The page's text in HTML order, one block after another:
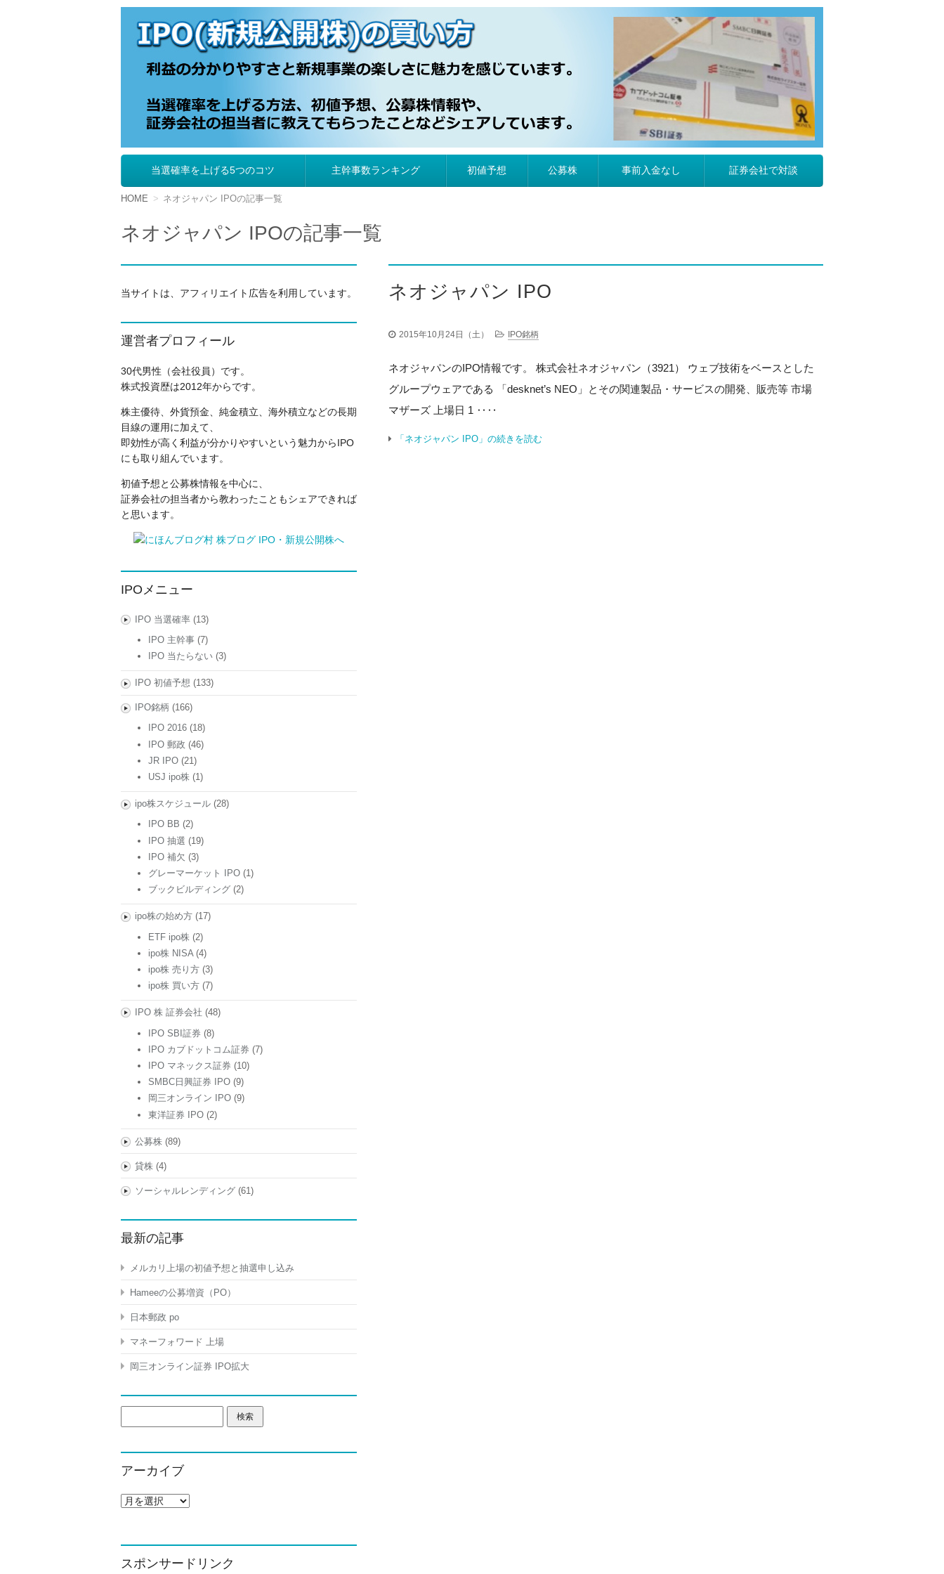
IPO（新規公開株）の買い方
ン
テ
へ
動
当選確率を上げる5つのコツ 主幹事数ランキング 初値予想 公募株 事前入金なし 証券会社で対談
HOME ネオジャパン IPOの記事一覧
ネオジャパン IPOの記事一覧
ネオジャパン IPO
2015年10月24日（土） IPO銘柄
ネオジャパンのIPO情報です。 株式会社ネオジャパン（3921） ウェブ技術をベースとした
グループウェアである 「desknet’s NEO」とその関連製品・サービスの開発、販売等 市場
マザーズ 上場日 1 ‥‥
「ネオジャパン IPO」の続きを読む
当サイトは、アフィリエイト広告を利用しています。
運営者プロフィール
30代男性（会社役員）です。
株式投資歴は2012年からです。
株主優待、外貨預金、純金積立、海外積立などの長期
目線の運用に加えて、
即効性が高く利益が分かりやすいという魅力からIPO
にも取り組んでいます。
初値予想と公募株情報を中心に、
証券会社の担当者から教わったこともシェアできれば
と思います。
IPOメニュー
IPO 当選確率(13)
IPO 主幹事 (7)
IPO 当たらない (3)
IPO 初値予想 (133)
IPO銘柄 (166)
IPO 2016 (18)
IPO 郵政 (46)
JR IPO (21)
USJ ipo株 (1)
ipo株スケジュール(28)
IPO BB (2)
IPO 抽選 (19)
IPO 補欠 (3)
グレーマーケット IPO (1)
ブックビルディング (2)
ipo株の始め方(17)
ETF ipo株 (2)
ipo株 NISA (4)
ipo株 売り方 (3)
ipo株 買い方 (7)
IPO 株 証券会社 (48)
IPO SBI証券 (8)
IPO カブドットコム証券 (7)
IPO マネックス証券 (10)
SMBC日興証券 IPO (9)
岡三オンライン IPO (9)
東洋証券 IPO (2)
公募株(89)
貸株(4)
ソーシャルレンディング(61)
最新の記事
メルカリ上場の初値予想と抽選申し込み
Hameeの公募増資（PO）
日本郵政 po
マネーフォワード 上場
岡三オンライン証券 IPO拡大
索:
アーカイブ
ア
イ
ブ
スポンサードリンク